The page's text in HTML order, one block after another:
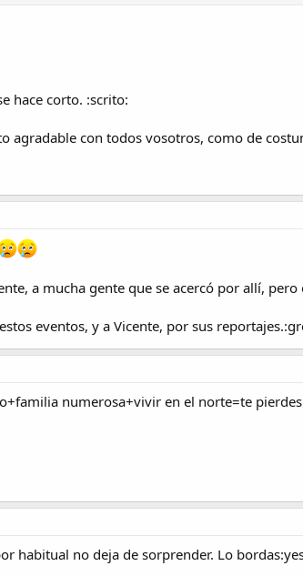
hace corto. :scrito:
agradable con todos vosotros, como de
a mucha gente que se acercó por allí, pero
eventos, y a Vicente, por sus
numerosa+vivir en el norte=te
habitual no deja de sorprender. Lo